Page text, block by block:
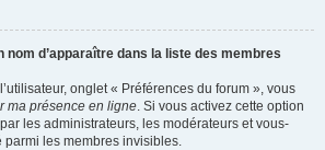
nom d’apparaître dans la liste des membres
onglet « Préférences du forum », vous
ma présence en ligne. Si vous activez cette option
les administrateurs, les modérateurs et vous-
parmi les membres invisibles.